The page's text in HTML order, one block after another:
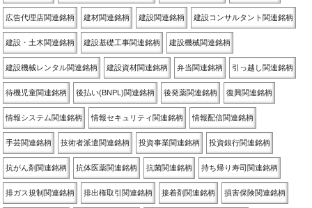
広告代理店関連銘柄 建材関連銘柄 建設関連銘柄 建設コンサルタント関連銘柄
建設・土木関連銘柄 建設基礎工事関連銘柄 建設機械関連銘柄
建設機械レンタル関連銘柄 建設資材関連銘柄 弁当関連銘柄 引っ越し関連銘柄
待機児童関連銘柄 後払い(BNPL)関連銘柄 後発薬関連銘柄 復興関連銘柄
情報システム関連銘柄 情報セキュリティ関連銘柄 情報配信関連銘柄
手芸関連銘柄 技術者派遣関連銘柄 投資事業関連銘柄 投資銀行関連銘柄
抗がん剤関連銘柄 抗体医薬関連銘柄 抗菌関連銘柄 持ち帰り寿司関連銘柄
排ガス規制関連銘柄 排出権取引関連銘柄 接着剤関連銘柄 損害保険関連銘柄